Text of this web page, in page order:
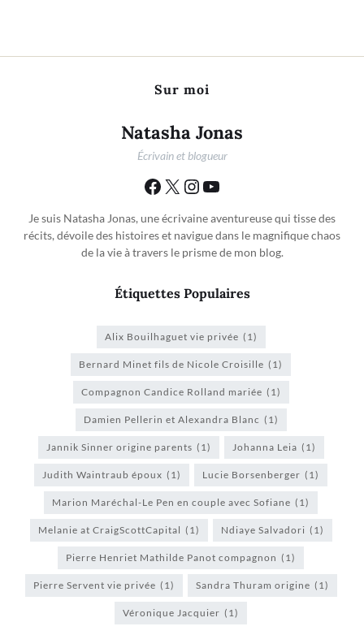
Sur moi
Natasha Jonas
Écrivain et blogueur
Je suis Natasha Jonas, une écrivaine aventureuse qui tisse des
récits, dévoile des histoires et navigue dans le magnifique chaos
de la vie à travers le prisme de mon blog.
Étiquettes Populaires
Alix Bouilhaguet vie privée (1)
Bernard Minet fils de Nicole Croisille (1)
Compagnon Candice Rolland mariée (1)
Damien Pellerin et Alexandra Blanc (1)
Jannik Sinner origine parents (1) Johanna Leia (1)
Judith Waintraub époux (1) Lucie Borsenberger (1)
Marion Maréchal-Le Pen en couple avec Sofiane (1)
Melanie at CraigScottCapital (1) Ndiaye Salvadori (1)
Pierre Henriet Mathilde Panot compagnon (1)
Pierre Servent vie privée (1) Sandra Thuram origine (1)
Véronique Jacquier (1)